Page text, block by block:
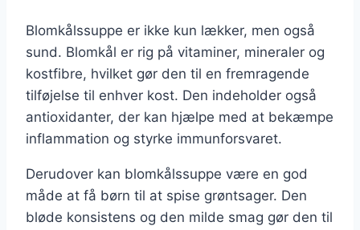
Blomkålssuppe er ikke kun lækker, men også
sund. Blomkål er rig på vitaminer, mineraler og
kostfibre, hvilket gør den til en fremragende
tilføjelse til enhver kost. Den indeholder også
antioxidanter, der kan hjælpe med at bekæmpe
inflammation og styrke immunforsvaret.
Derudover kan blomkålssuppe være en god
måde at få børn til at spise grøntsager. Den
bløde konsistens og den milde smag gør den til